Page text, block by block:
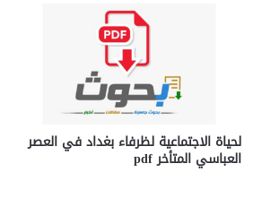
لحياة الاجتماعية لظرفاء بغداد في العصر
العباسي المتأخر pdf